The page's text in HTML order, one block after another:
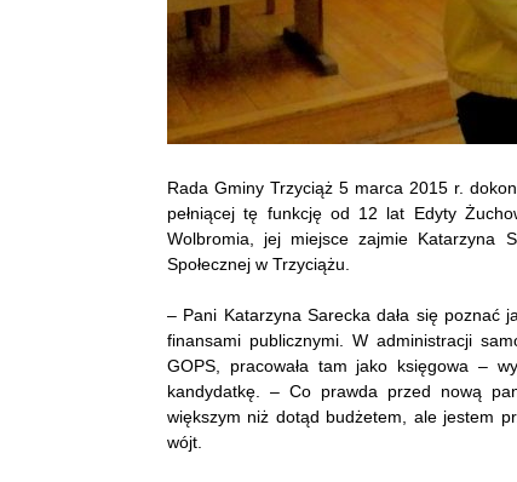
Rada Gminy Trzyciąż 5 marca 2015 r.
pełniącej tę funkcję od 12 lat Edyty
Wolbromia, jej miejsce zajmie Katarzyna
Społecznej w Trzyciążu.
– Pani Katarzyna Sarecka dała się poznać
finansami publicznymi. W administracji
GOPS, pracowała tam jako księgowa –
kandydatkę. – Co prawda przed nową
większym niż dotąd budżetem, ale jestem
wójt.